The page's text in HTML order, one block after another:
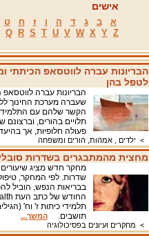
אישים
א ב ג ד ה ו ז ח ט
Q R S T U V W X Y Z
הבריונות עברה לווטסאפ הכיתתי
לטפל בהן
הבריונות עברה
שעברה מערכת החינוך
הקשר שלהם עם
תלויים בהורים,
פעולה חלופיות, אך
> ילדים , אמהות, הורים ומשפחה
מחצית מהמתבגרים בשדרות
מחקר חדש מציג
שדרות. לפי המחקר,
בבריאות הנפש, הוביל
תושבים.המשך...
> מחקרים ועיונים בפסיכולוגיה